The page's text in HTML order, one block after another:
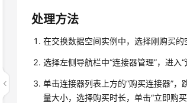
处理方法
在交换数据空间实例中，选择刚购买的
选择左侧导航栏中“连接器管理”，进入“
单击连接器列表上方的“购买连接器”
量大小，选择购买时长，单击“立即购买